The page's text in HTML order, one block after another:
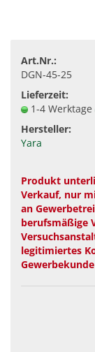
Art.Nr.:
DGN-45-25
Lieferzeit:
1-4 Werktage
Hersteller:
Yara
Produkt
Verkauf, nur
an
berufsmäßige
legitimiertes